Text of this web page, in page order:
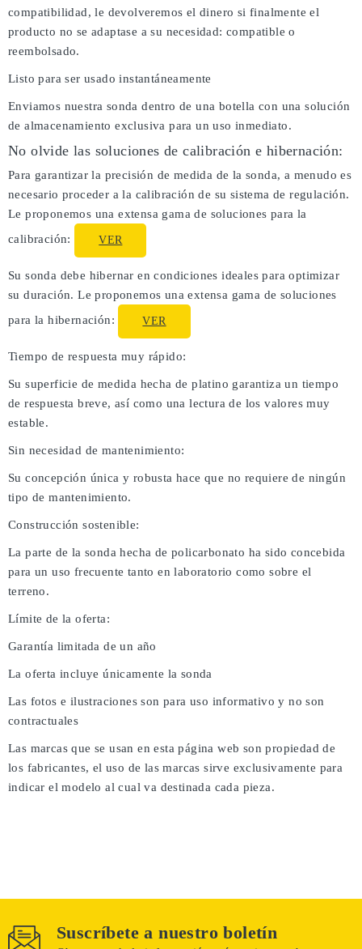
compatibilidad, le devolveremos el dinero si finalmente el
producto no se adaptase a su necesidad: compatible o
reembolsado.
Listo para ser usado instantáneamente
Enviamos nuestra sonda dentro de una botella con una solución
de almacenamiento exclusiva para un uso inmediato.
No olvide las soluciones de calibración e hibernación:
Para garantizar la precisión de medida de la sonda, a menudo es
necesario proceder a la calibración de su sistema de regulación.
Le proponemos una extensa gama de soluciones para la
calibración:
VER
Su sonda debe hibernar en condiciones ideales para optimizar
su duración. Le proponemos una extensa gama de soluciones
para la hibernación:
VER
Tiempo de respuesta muy rápido:
Su superficie de medida hecha de platino garantiza un tiempo
de respuesta breve, así como una lectura de los valores muy
estable.
Sin necesidad de mantenimiento:
Su concepción única y robusta hace que no requiere de ningún
tipo de mantenimiento.
Construcción sostenible:
La parte de la sonda hecha de policarbonato ha sido concebida
para un uso frecuente tanto en laboratorio como sobre el
terreno.
Límite de la oferta:
Garantía limitada de un año
La oferta incluye únicamente la sonda
Las fotos e ilustraciones son para uso informativo y no son
contractuales
Las marcas que se usan en esta página web son propiedad de
los fabricantes, el uso de las marcas sirve exclusivamente para
indicar el modelo al cual va destinada cada pieza.
Suscríbete a nuestro boletín